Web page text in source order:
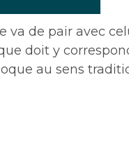
va de pair avec
doit y
au sens